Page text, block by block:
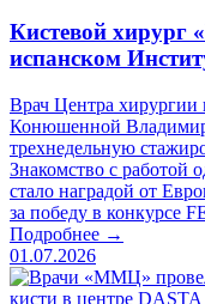
Кистевой
испанском
Врач Центра
Конюшенной
трехнедельную
Знакомство с работой
стало наградой от
за победу в конкурсе
Подробнее →
01.07.2026